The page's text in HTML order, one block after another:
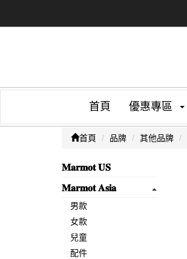
首頁 優惠專區
首頁 品牌 其他品牌
𝐌𝐚𝐫𝐦𝐨𝐭 𝐔𝐒
𝐌𝐚𝐫𝐦𝐨𝐭 𝐀𝐬𝐢𝐚
男款
女款
兒童
配件